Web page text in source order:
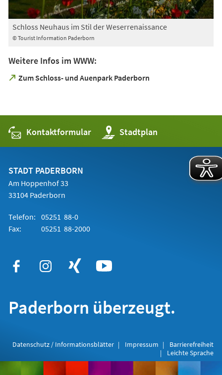
© Tourist Information Paderborn
Schloss Neuhaus im Stil der Weserrenaissance
Weitere Infos im WWW:
Zum Schloss- und Auenpark Paderborn
(Öffnet
Tab)
Kontaktformular Stadtplan
(Öffnet
in
einem
STADT PADERBORN
Am Hoppenhof 33
33104 Paderborn
Telefon: 05251 88-0
Fax:
05251 88-2000
Paderborn überzeugt.
Datenschutz / Informationsblätter Impressum
Barrierefreiheit
Leichte Sprache